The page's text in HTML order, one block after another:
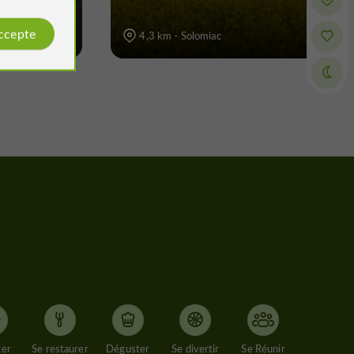
4,3 km - Solomiac
Se restaurer Déguster Se divertir Se Réunir